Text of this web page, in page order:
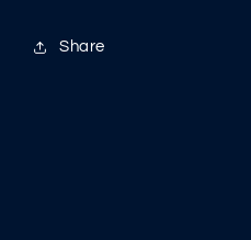
Share